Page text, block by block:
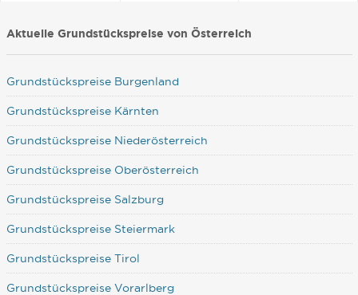
Aktuelle Grundstückspreise von Österreich
Grundstückspreise Burgenland
Grundstückspreise Kärnten
Grundstückspreise Niederösterreich
Grundstückspreise Oberösterreich
Grundstückspreise Salzburg
Grundstückspreise Steiermark
Grundstückspreise Tirol
Grundstückspreise Vorarlberg